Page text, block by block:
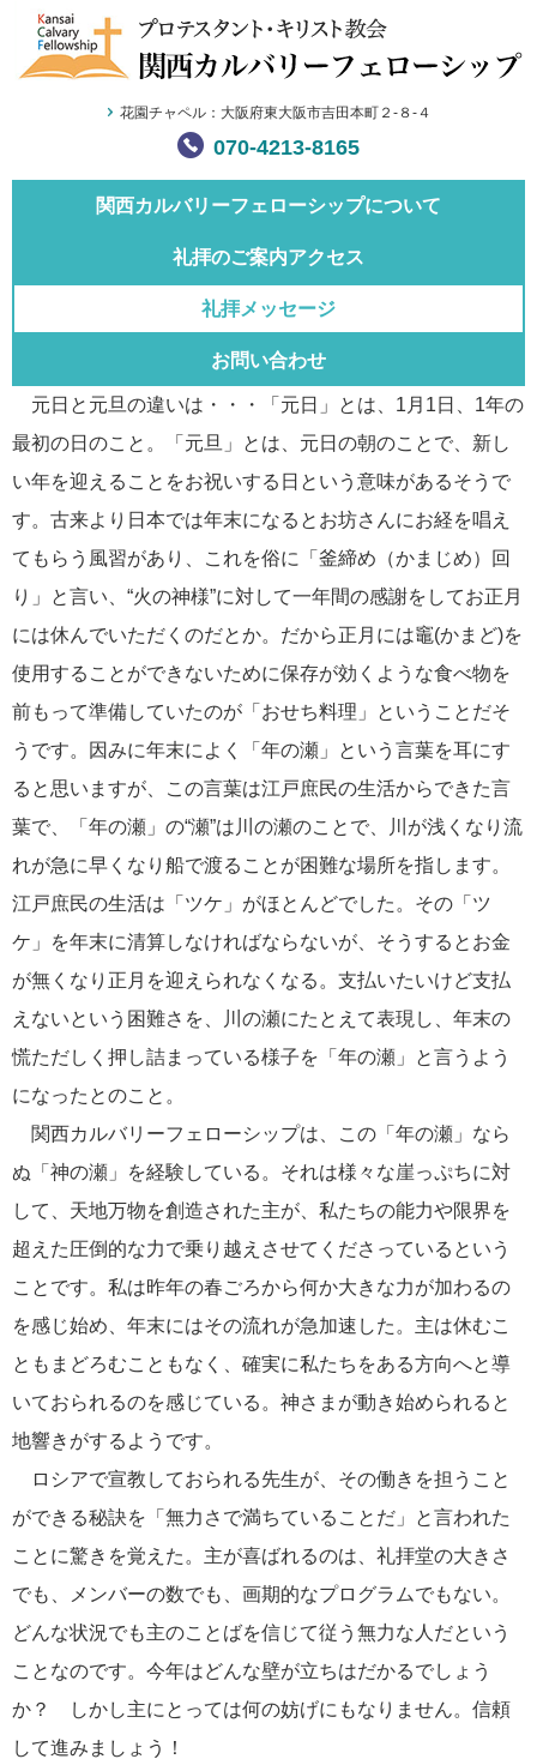
花園チャペル：大阪府東大阪市吉田本町２-８-４
070-4213-8165
関西カルバリーフェローシップについて
礼拝のご案内アクセス
礼拝メッセージ
お問い合わせ
元日と元旦の違いは・・・「元日」とは、1月1日、1年の
最初の日のこと。「元旦」とは、元日の朝のことで、新し
い年を迎えることをお祝いする日という意味があるそうで
す。古来より日本では年末になるとお坊さんにお経を唱え
てもらう風習があり、これを俗に「釜締め（かまじめ）回
り」と言い、“火の神様”に対して一年間の感謝をしてお正月
には休んでいただくのだとか。だから正月には竈(かまど)を
使用することができないために保存が効くような食べ物を
前もって準備していたのが「おせち料理」ということだそ
うです。因みに年末によく「年の瀬」という言葉を耳にす
ると思いますが、この言葉は江戸庶民の生活からできた言
葉で、「年の瀬」の“瀬”は川の瀬のことで、川が浅くなり流
れが急に早くなり船で渡ることが困難な場所を指します。
江戸庶民の生活は「ツケ」がほとんどでした。その「ツ
ケ」を年末に清算しなければならないが、そうするとお金
が無くなり正月を迎えられなくなる。支払いたいけど支払
えないという困難さを、川の瀬にたとえて表現し、年末の
慌ただしく押し詰まっている様子を「年の瀬」と言うよう
になったとのこと。
関西カルバリーフェローシップは、この「年の瀬」なら
ぬ「神の瀬」を経験している。それは様々な崖っぷちに対
して、天地万物を創造された主が、私たちの能力や限界を
超えた圧倒的な力で乗り越えさせてくださっているという
ことです。私は昨年の春ごろから何か大きな力が加わるの
を感じ始め、年末にはその流れが急加速した。主は休むこ
ともまどろむこともなく、確実に私たちをある方向へと導
いておられるのを感じている。神さまが動き始められると
地響きがするようです。
ロシアで宣教しておられる先生が、その働きを担うこと
ができる秘訣を「無力さで満ちていることだ」と言われた
ことに驚きを覚えた。主が喜ばれるのは、礼拝堂の大きさ
でも、メンバーの数でも、画期的なプログラムでもない。
どんな状況でも主のことばを信じて従う無力な人だという
ことなのです。今年はどんな壁が立ちはだかるでしょう
か？ しかし主にとっては何の妨げにもなりません。信頼
して進みましょう！